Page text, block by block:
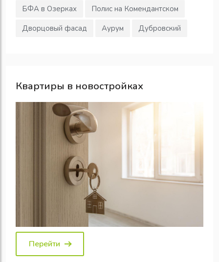
БФА в Озерках
Полис на Комендантском
Дворцовый фасад
Аурум Дубровский
Квартиры в новостройках
Перейти